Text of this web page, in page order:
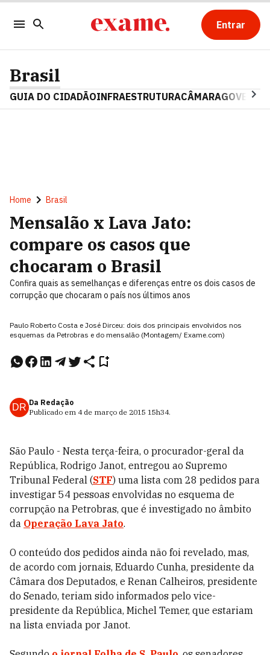
Entrar
Brasil
GUIA DO CIDADÃOINFRAESTRUTURACÂMARAGOVERNO
Home Brasil
Mensalão x Lava Jato:
compare os casos que
chocaram o Brasil
Confira quais as semelhanças e diferenças entre os dois casos de
corrupção que chocaram o país nos últimos anos
Paulo Roberto Costa e José Dirceu: dois dos principais envolvidos nos
esquemas da Petrobras e do mensalão (Montagem/ Exame.com)
DR Da Redação
Publicado em 4 de março de 2015 15h34.
São Paulo - Nesta terça-feira, o procurador-geral da
República, Rodrigo Janot, entregou ao Supremo
Tribunal Federal (STF) uma lista com 28 pedidos para
investigar 54 pessoas envolvidas no esquema de
corrupção na Petrobras, que é investigado no âmbito
da Operação Lava Jato.
O conteúdo dos pedidos ainda não foi revelado, mas,
de acordo com jornais, Eduardo Cunha, presidente da
Câmara dos Deputados, e Renan Calheiros, presidente
do Senado, teriam sido informados pelo vice-
presidente da República, Michel Temer, que estariam
na lista enviada por Janot.